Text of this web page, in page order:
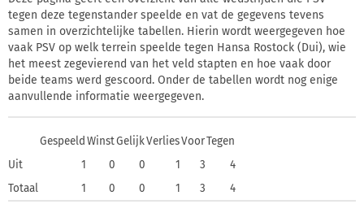
tegen deze tegenstander speelde en vat de gegevens tevens
samen in overzichtelijke tabellen. Hierin wordt weergegeven hoe
vaak PSV op welk terrein speelde tegen Hansa Rostock (Dui), wie
het meest zegevierend van het veld stapten en hoe vaak door
beide teams werd gescoord. Onder de tabellen wordt nog enige
aanvullende informatie weergegeven.
Gespeeld WinstGelijkVerliesVoorTegen
Uit
1 0 0 1 3
4
Totaal
1 0 0 1 3 4